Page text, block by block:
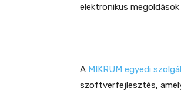
elektronikus
A MIKRUM egyedi
szoftverfejlesztés,